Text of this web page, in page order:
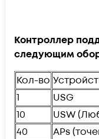
Контроллер
следующим
Кол-во
1
USG
10
USW
40
APs